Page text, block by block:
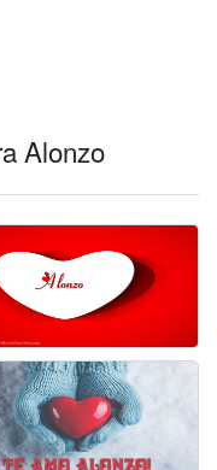
Alonzo